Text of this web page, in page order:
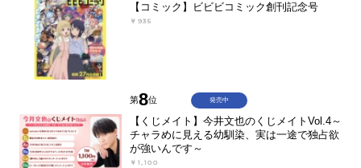
【コミック】ビビビコミック創刊記念号
￥935
第8位
【くじメイト】今井文也のくじメイトVol.4～
チャラめに見える幼馴染、実は一途で独占欲
が強いんです～
￥1,100
発売中